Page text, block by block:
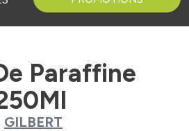
Paraffine
GILBERT